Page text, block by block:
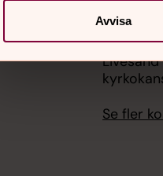
Avvisa
1
Se fler